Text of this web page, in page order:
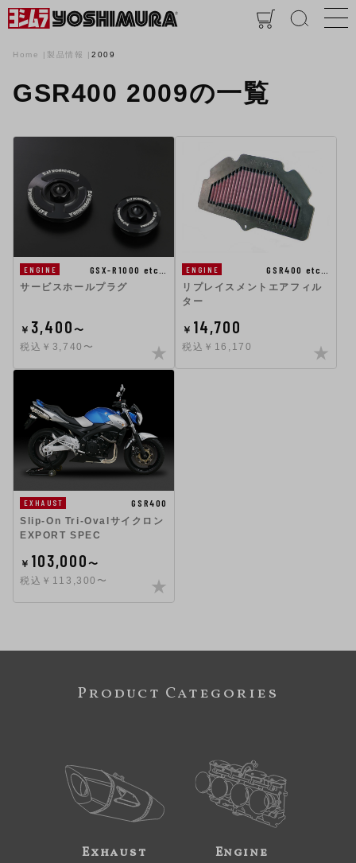
Home 製品情報 2009
GSR400 2009の一覧
ENGINE
GSX-R1000 etc…
サービスホールプラグ
￥ 3,400〜
税込￥3,740〜
ENGINE
GSR400 etc…
リプレイスメントエアフィル
ター
￥ 14,700
税込￥16,170
EXHAUST
GSR400
Slip-On Tri-Ovalサイクロン
EXPORT SPEC
￥ 103,000〜
税込￥113,300〜
Product Categories
Exhaust Engine